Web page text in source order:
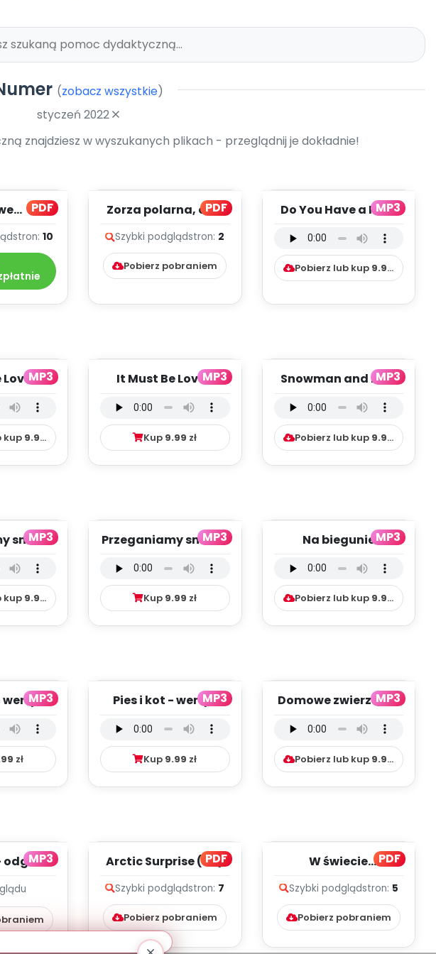
(zobacz wszystkie)
styczeń 2022
znajdziesz w wyszukanych plikach - przeglądnij je dokładnie!
PDF
stron: 10
PDF
Zorza polarna, cz. 2
Szybki podglądstron: 2
Pobierz pobraniem
MP3
Do You Have a Pet -
instrumentalna (PD,
mp3)
Pobierz lub kup 9.99 zł
MP3
Love -
(PD,
kup 9.99 zł
MP3
It Must Be Love -
mp3)
Kup 9.99 zł
MP3
Snowman and Me -
instrumentalna (PD,
mp3)
Pobierz lub kup 9.99 zł
MP3
smutki
(PD,
kup 9.99 zł
MP3
Przeganiamy smutki
(PD, mp3)
Kup 9.99 zł
MP3
Na biegunie
instrumentalna (PD,
mp3)...
Pobierz lub kup 9.99 zł
MP3
wersja
zł
MP3
Pies i kot - wersja
Kup 9.99 zł
MP3
Domowe zwierzaki -
instrumentalna (PD,
mp3)
Pobierz lub kup 9.99 zł
MP3 PDF
Arctic Surprise (PD)
Szybki podglądstron: 7
Pobierz pobraniem
PDF
W świecie
(PD)
Szybki podglądstron: 5
Pobierz pobraniem